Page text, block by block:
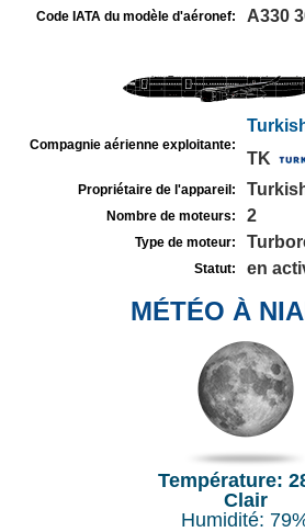
Code IATA du modèle d'aéronef: A330
Compagnie aérienne exploitante:
TK
Propriétaire de l'appareil:
Nombre de moteurs: 2
Type de moteur:
Statut: en
MÉTÉO À
Température:
Clair
Humidité: